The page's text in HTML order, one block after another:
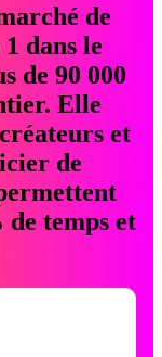
de
dans le
de 90 000
Elle
et
de
temps et